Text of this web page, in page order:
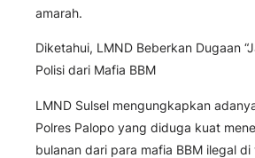
amarah.
Diketahui, LMND Beberkan Dugaan
Polisi dari Mafia BBM
LMND Sulsel mengungkapkan
Polres Palopo yang diduga kuat
bulanan dari para mafia BBM ilegal di